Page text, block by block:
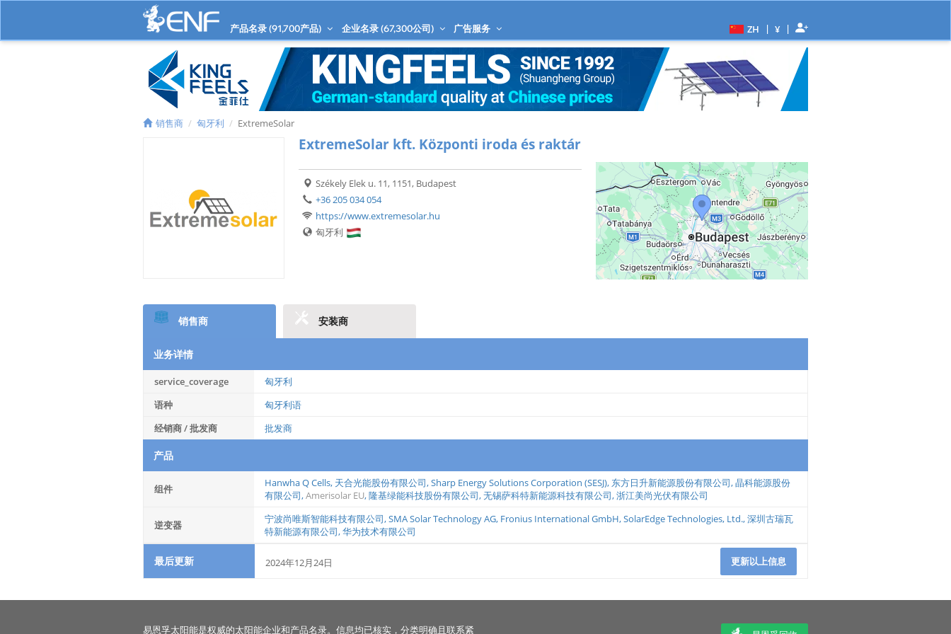
产品名录 (91,700产品) 企业名录 (67,300公司) 广告服务 ZH | ¥ |
销售商 匈牙利 ExtremeSolar
ExtremeSolar kft. Központi iroda és raktár
Székely Elek u. 11, 1151, Budapest
+36 205 034 054
https://www.extremesolar.hu
匈牙利
销售商 安装商
业务详情
service_coverage
匈牙利
语种
匈牙利语
经销商 / 批发商
批发商
产品
组件 Hanwha Q Cells, 天合光能股份有限公司,Sharp Energy Solutions Corporation (SESJ), 东方日升新能源股份有限公司,晶科能源股份
有限公司,Amerisolar EU,隆基绿能科技股份有限公司,无锡萨科特新能源科技有限公司,浙江美尚光伏有限公司
逆变器 宁波尚唯斯智能科技有限公司,SMA Solar Technology AG, Fronius International GmbH,SolarEdge Technologies, Ltd.,深圳古瑞瓦
特新能源有限公司,华为技术有限公司
最后更新 2024年12月24日 更新以上信息
易恩孚太阳能是权威的太阳能企业和产品名录。信息均已核实，分类明确且联系紧